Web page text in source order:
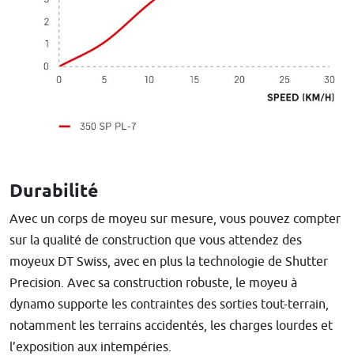
Durabilité
Avec un corps de moyeu sur mesure, vous pouvez compter
sur la qualité de construction que vous attendez des
moyeux DT Swiss, avec en plus la technologie de Shutter
Precision. Avec sa construction robuste, le moyeu à
dynamo supporte les contraintes des sorties tout-terrain,
notamment les terrains accidentés, les charges lourdes et
l’exposition aux intempéries.